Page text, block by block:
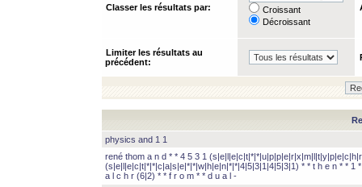
Classer les résultats par:
Croissant
Décroissant
Limiter les résultats au
précédent:
physics and 1 1
rené thom a n d * * 4 5 3 1
(s|e|l|e|c|t|*|*|c|a|s|e|*|*|w|h|e|n|*|*|4|5|3|1|4|5|3|1) * * t h e n * * 1
a l c h r (6|2) * * f r o m * * d u a l -